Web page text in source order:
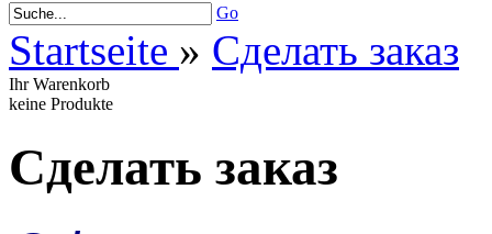
Go
Startseite » Сделать заказ
Ihr Warenkorb
keine Produkte
Сделать заказ